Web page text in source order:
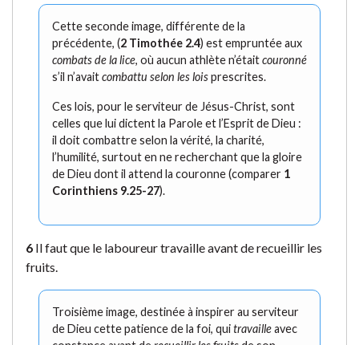
Cette seconde image, différente de la
précédente, (2 Timothée 2.4) est empruntée aux
combats de la lice, où aucun athlète n’étaitcouronné
s’il n’avaitcombattu selon les loisprescrites.
Ces lois, pour le serviteur de Jésus-Christ, sont
celles que lui dictent la Parole et l’Esprit de Dieu :
il doit combattre selon la vérité, la charité,
l’humilité, surtout en ne recherchant que la gloire
de Dieu dont il attend la couronne (comparer 1
Corinthiens 9.25-27).
6 Il faut que le laboureur travaille avant de recueillir les
fruits.
Troisième image, destinée à inspirer au serviteur
de Dieu cette patience de la foi, quitravailleavec